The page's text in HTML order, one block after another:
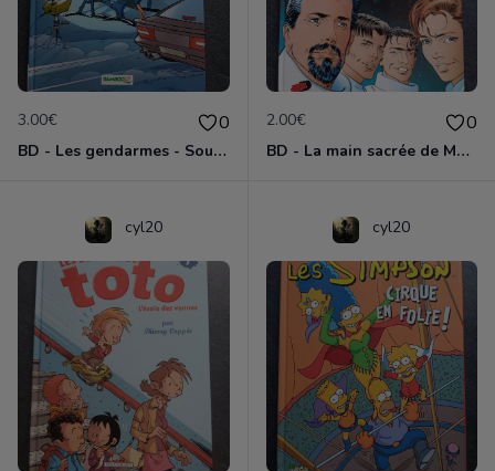
3.00€ 0
BD - Les gendarmes - Souriez, vous êtes flashés - Tome 5
2.00€ 0
BD - La main sacrée de Metallica
cyl20 cyl20